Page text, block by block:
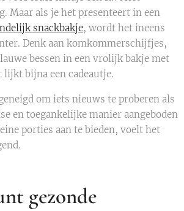
Maar als je het presenteert in een
snackbakje, wordt het ineens
Denk aan komkommerschijfjes,
bessen in een vrolijk bakje met
lijkt bijna een cadeautje.
om iets nieuws te proberen als
en toegankelijke manier aangeboden
porties aan te bieden, voelt het
gezonde